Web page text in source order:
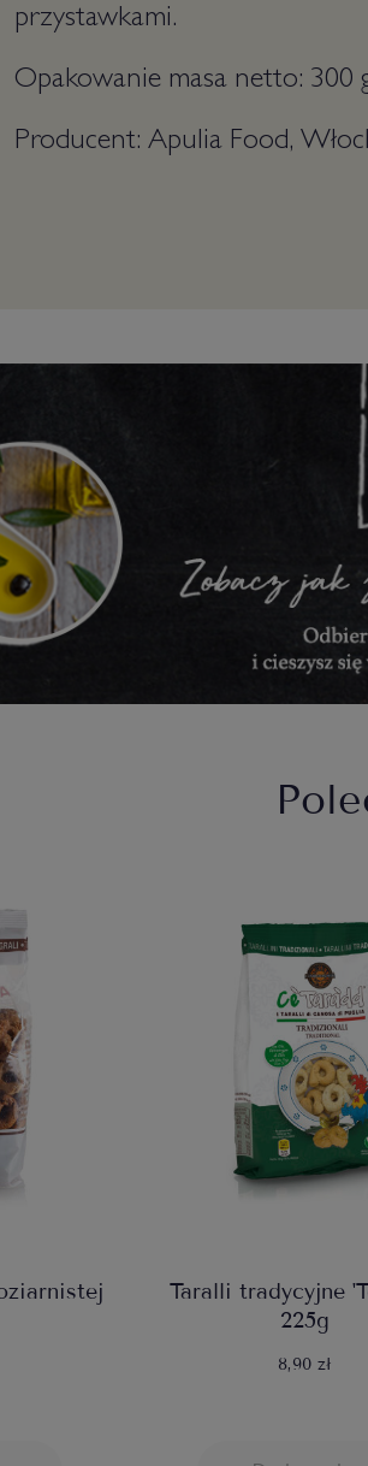
przystawkami.
Opakowanie masa netto: 300
Producent: Apulia Food,
Taralli tradycyjne
225g
8,90 zł